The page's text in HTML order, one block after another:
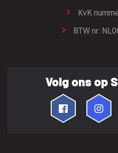
KvK
BTW nr:
Volg ons op